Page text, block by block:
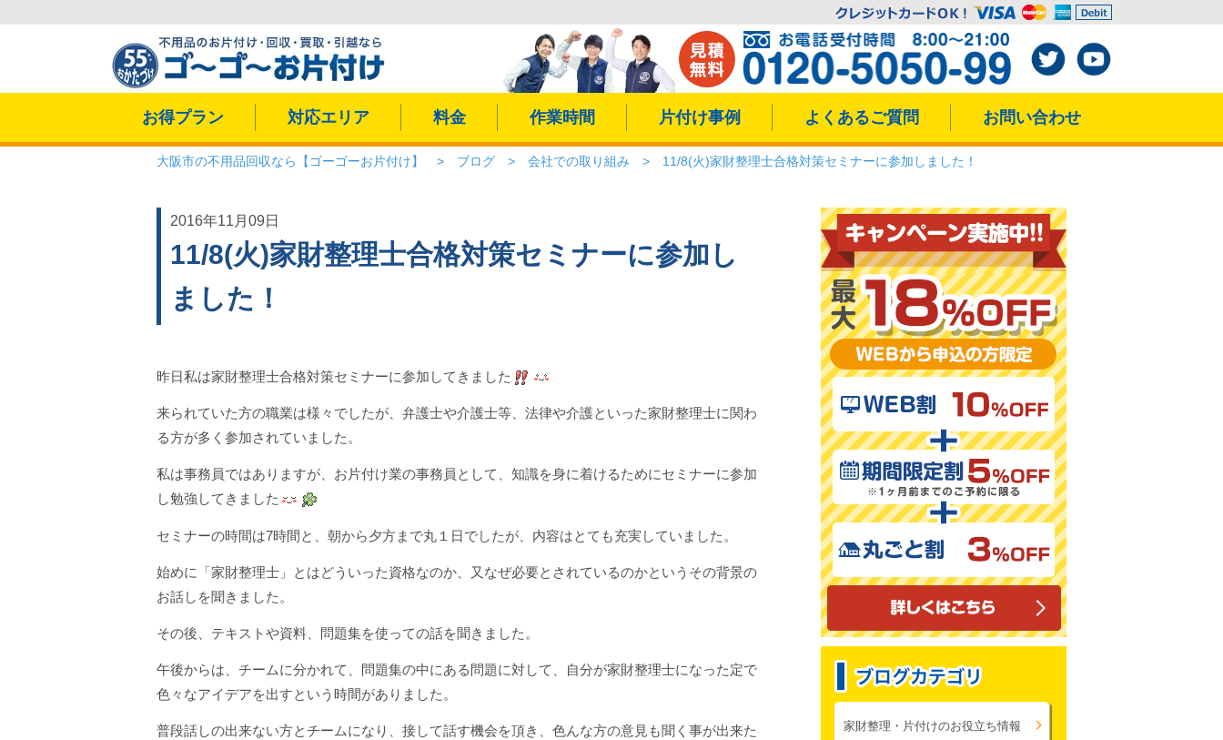
お得プラン 対応エリア 料金 作業時間 片付け事例 よくあるご質問 お問い合わせ
大阪市の不用品回収なら【ゴーゴーお片付け】 > ブログ > 会社での取り組み > 11/8(火)家財整理士合格対策セミナーに参加しました！
2016年11月09日
11/8(火)家財整理士合格対策セミナーに参加し
ました！
昨日私は家財整理士合格対策セミナーに参加してきました
来られていた方の職業は様々でしたが、弁護士や介護士等、法律や介護といった家財整理士に関わ
る方が多く参加されていました。
私は事務員ではありますが、お片付け業の事務員として、知識を身に着けるためにセミナーに参加
し勉強してきました
セミナーの時間は7時間と、朝から夕方まで丸１日でしたが、内容はとても充実していました。
始めに「家財整理士」とはどういった資格なのか、又なぜ必要とされているのかというその背景の
お話しを聞きました。
その後、テキストや資料、問題集を使っての話を聞きました。
午後からは、チームに分かれて、問題集の中にある問題に対して、自分が家財整理士になった定で
色々なアイデアを出すという時間がありました。
普段話しの出来ない方とチームになり、接して話す機会を頂き、色んな方の意見も聞く事が出来た
家財整理・片付けのお役立ち情報